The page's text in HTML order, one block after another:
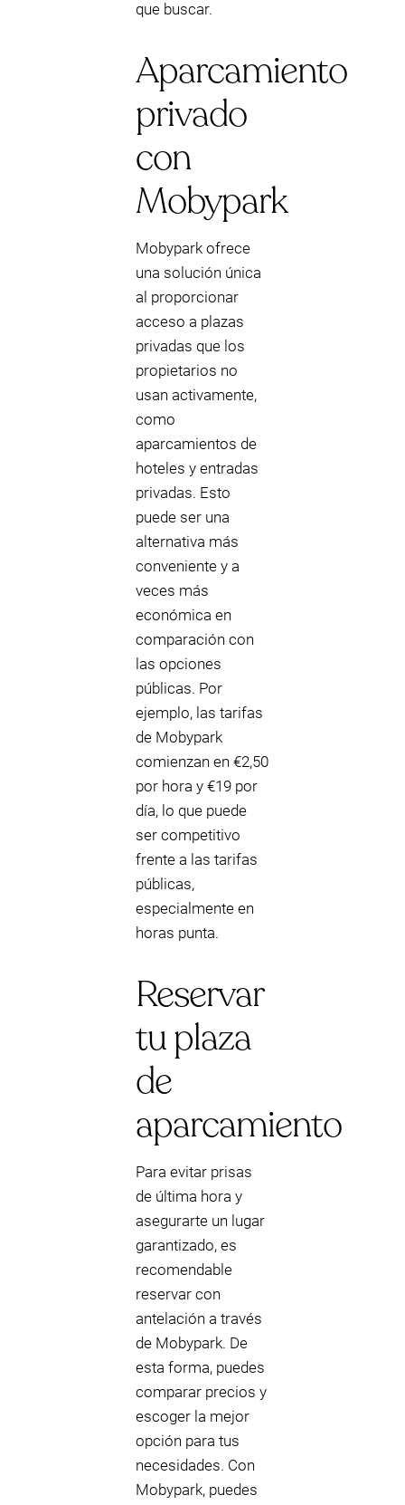
que buscar.
Aparcamiento
privado
con
Mobypark
Mobypark ofrece
una solución única
al proporcionar
acceso a plazas
privadas que los
propietarios no
usan activamente,
como
aparcamientos de
hoteles y entradas
privadas. Esto
puede ser una
alternativa más
conveniente y a
veces más
económica en
comparación con
las opciones
públicas. Por
ejemplo, las tarifas
de Mobypark
comienzan en €2,50
por hora y €19 por
día, lo que puede
ser competitivo
frente a las tarifas
públicas,
especialmente en
horas punta.
Reservar
tu plaza
de
aparcamiento
Para evitar prisas
de última hora y
asegurarte un lugar
garantizado, es
recomendable
reservar con
antelación a través
de Mobypark. De
esta forma, puedes
comparar precios y
escoger la mejor
opción para tus
necesidades. Con
Mobypark, puedes